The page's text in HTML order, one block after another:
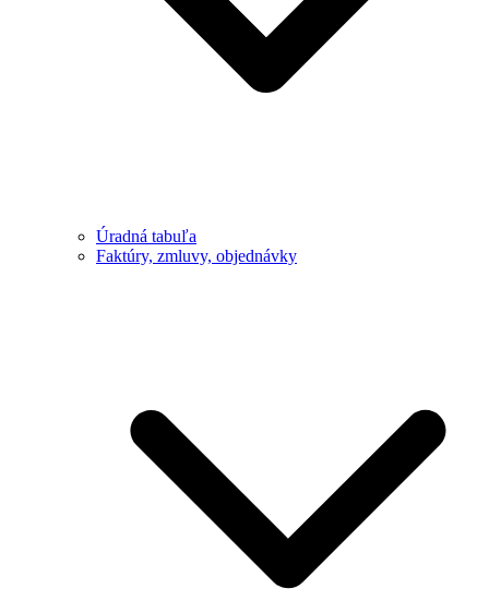
Úradná tabuľa
Faktúry, zmluvy, objednávky